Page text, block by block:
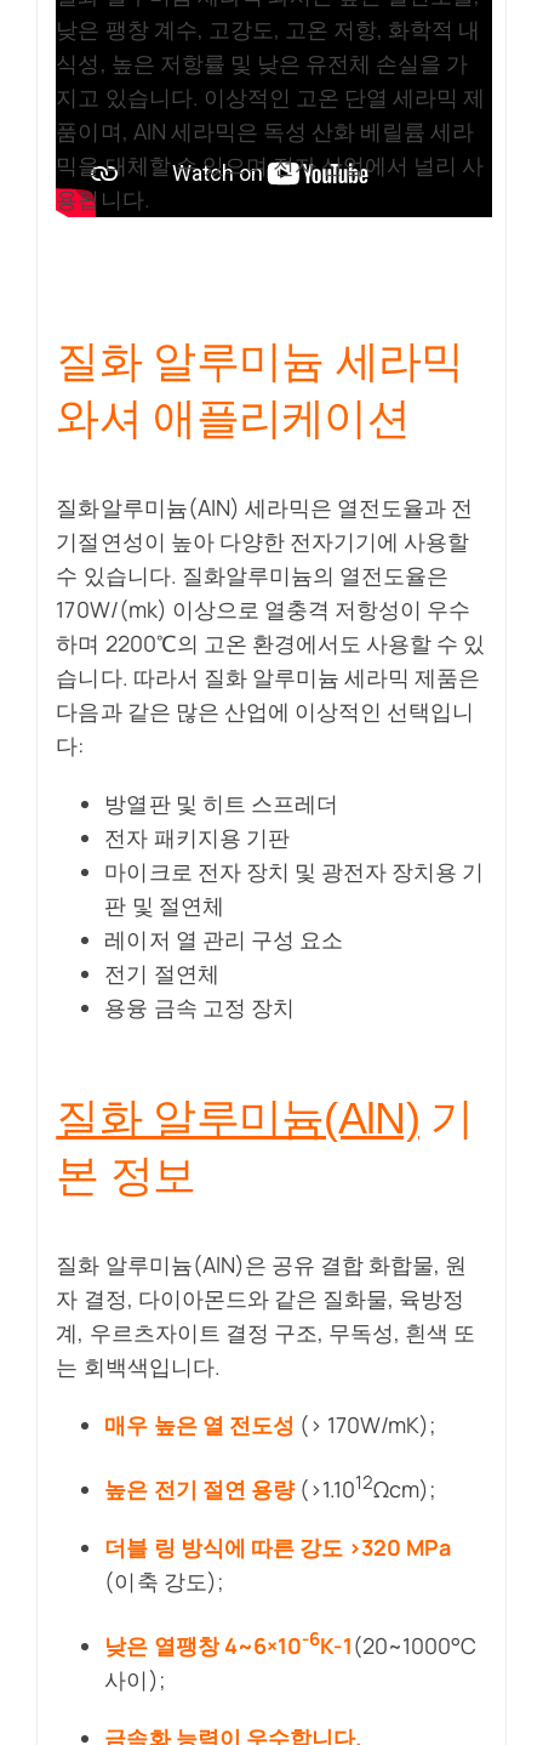
낮은 팽창 계수, 고강도, 고온 저항, 화학적 내
식성, 높은 저항률 및 낮은 유전체 손실을 가
지고 있습니다. 이상적인 고온 단열 세라믹 제
품이며, AIN 세라믹은 독성 산화 베릴륨 세라
믹을 대체할 수 있으며 전자 산업에서 널리 사
용됩니다.
질화 알루미늄 세라믹
와셔 애플리케이션
질화알루미늄(AlN) 세라믹은 열전도율과 전
기절연성이 높아 다양한 전자기기에 사용할
수 있습니다. 질화알루미늄의 열전도율은
170W/(mk) 이상으로 열충격 저항성이 우수
하며 2200℃의 고온 환경에서도 사용할 수 있
습니다. 따라서 질화 알루미늄 세라믹 제품은
다음과 같은 많은 산업에 이상적인 선택입니
다:
방열판 및 히트 스프레더
전자 패키지용 기판
마이크로 전자 장치 및 광전자 장치용 기
판 및 절연체
레이저 열 관리 구성 요소
전기 절연체
용융 금속 고정 장치
질화 알루미늄(AlN) 기
본 정보
질화 알루미늄(AlN)은 공유 결합 화합물, 원
자 결정, 다이아몬드와 같은 질화물, 육방정
계, 우르츠자이트 결정 구조, 무독성, 흰색 또
는 회백색입니다.
매우 높은 열 전도성 (> 170W/mK);
높은 전기 절연 용량(>1.1012Ωcm);
더블 링 방식에 따른 강도 >320 MPa
(이축 강도);
낮은 열팽창 4~6×10-6K-1(20~1000°C
사이);
금속화 능력이 우수합니다.